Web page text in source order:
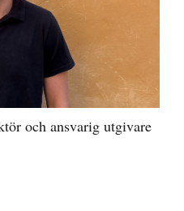
och ansvarig utgivare